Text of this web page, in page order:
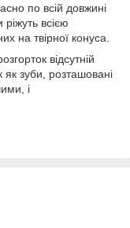
по всій довжині
всією
на твірної конуса.
відсутній
як зуби, розташовані
і